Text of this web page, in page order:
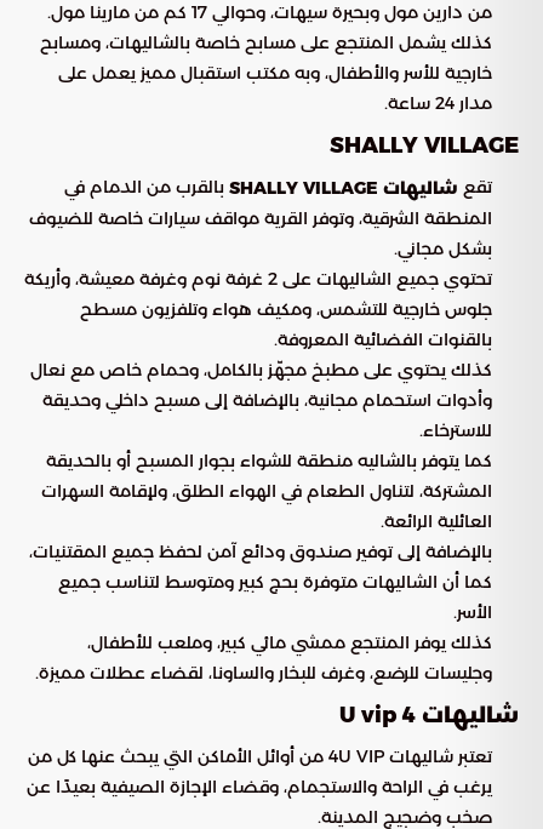
من دارين مول وبحيرة سيهات، وحوالي 17 كم من مارينا مول.
كذلك يشمل المنتجع على مسابح خاصة بالشاليهات، ومسابح
خارجية للأسر والأطفال، وبه مكتب استقبال مميز يعمل على
مدار 24 ساعة.
SHALLY VILLAGE
تقع شاليهات SHALLY VILLAGE
بالقرب من الدمام في
المنطقة الشرقية، وتوفر القرية مواقف سيارات خاصة للضيوف
بشكل مجاني.
تحتوي جميع الشاليهات على 2 غرفة نوم وغرفة معيشة، وأريكة
جلوس خارجية للتشمس، ومكيف هواء وتلفزيون مسطح
بالقنوات الفضائية المعروفة.
كذلك يحتوي على مطبخ مجهّز بالكامل، وحمام خاص مع نعال
وأدوات استحمام مجانية، بالإضافة إلى مسبح داخلي وحديقة
للاسترخاء.
كما يتوفر بالشاليه منطقة للشواء بجوار المسبح أو بالحديقة
المشتركة، لتناول الطعام في الهواء الطلق، ولإقامة السهرات
العائلية الرائعة.
بالإضافة إلى توفير صندوق ودائع آمن لحفظ جميع المقتنيات،
كما أن الشاليهات متوفرة بحج كبير ومتوسط لتناسب جميع
الأسر.
كذلك يوفر المنتجع ممشي مائي كبير، وملعب للأطفال،
وجليسات للرضع، وغرف للبخار والساونا، لقضاء عطلات مميزة.
شاليهات 4 U vip
تعتبر شاليهات 4U VIP من أوائل الأماكن التي يبحث عنها كل من
يرغب في الراحة والاستجمام، وقضاء الإجازة الصيفية بعيدًا عن
صخب وضجيج المدينة.